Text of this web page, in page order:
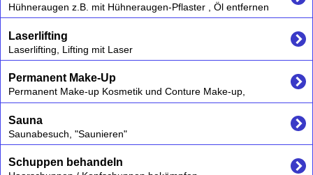
Hühneraugen z.B. mit Hühneraugen-Pflaster , Öl entfernen
Laserlifting
Laserlifting, Lifting mit Laser
Permanent Make-Up
Permanent Make-up Kosmetik und Conture Make-up,
Sauna
Saunabesuch, "Saunieren"
Schuppen behandeln